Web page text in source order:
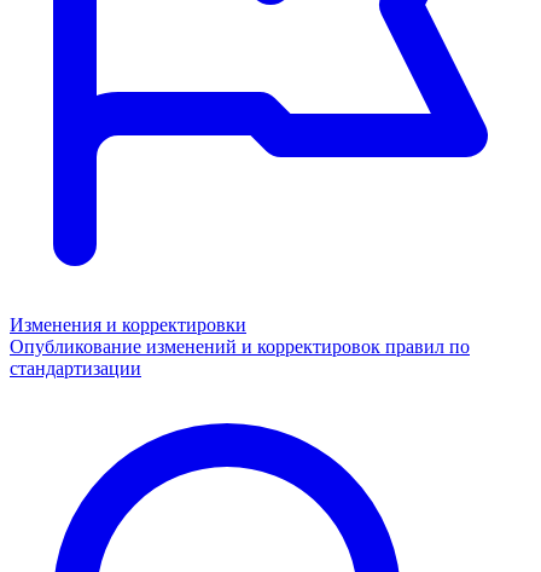
Изменения и корректировки
Опубликование изменений и корректировок правил по
стандартизации